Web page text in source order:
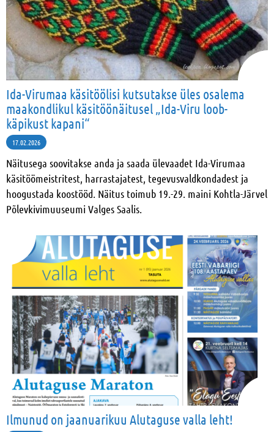
Ida-Virumaa käsitöölisi kutsutakse üles osalema
maakondlikul käsitöönäitusel „Ida-Viru loob-
käpikust kapani“
17.02.2026
Näitusega soovitakse anda ja saada ülevaadet Ida-Virumaa
käsitöömeistritest, harrastajatest, tegevusvaldkondadest ja
hoogustada koostööd. Näitus toimub 19.-29. maini Kohtla-Järvel
Põlevkivimuuseumi Valges Saalis.
Ilmunud on jaanuarikuu Alutaguse valla leht!